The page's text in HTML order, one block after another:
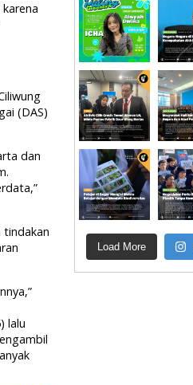
(DAS)
dan
tindakan
lalu
Load More